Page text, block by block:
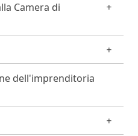
Camera di
dell'imprenditoria